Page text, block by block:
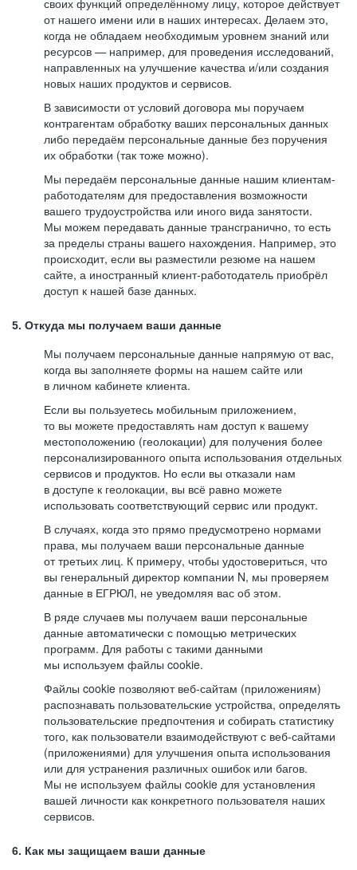
своих функций определённому лицу, которое действует
от нашего имени или в наших интересах. Делаем это,
когда не обладаем необходимым уровнем знаний или
ресурсов — например, для проведения исследований,
направленных на улучшение качества и/или создания
новых наших продуктов и сервисов.
В зависимости от условий договора мы поручаем
контрагентам обработку ваших персональных данных
либо передаём персональные данные без поручения
их обработки (так тоже можно).
Мы передаём персональные данные нашим клиентам-
работодателям для предоставления возможности
вашего трудоустройства или иного вида занятости.
Мы можем передавать данные трансгранично, то есть
за пределы страны вашего нахождения. Например, это
происходит, если вы разместили резюме на нашем
сайте, а иностранный клиент-работодатель приобрёл
доступ к нашей базе данных.
5. Откуда мы получаем ваши данные
Мы получаем персональные данные напрямую от вас,
когда вы заполняете формы на нашем сайте или
в личном кабинете клиента.
Если вы пользуетесь мобильным приложением,
то вы можете предоставлять нам доступ к вашему
местоположению (геолокации) для получения более
персонализированного опыта использования отдельных
сервисов и продуктов. Но если вы отказали нам
в доступе к геолокации, вы всё равно можете
использовать соответствующий сервис или продукт.
В случаях, когда это прямо предусмотрено нормами
права, мы получаем ваши персональные данные
от третьих лиц. К примеру, чтобы удостовериться, что
вы генеральный директор компании N, мы проверяем
данные в ЕГРЮЛ, не уведомляя вас об этом.
В ряде случаев мы получаем ваши персональные
данные автоматически с помощью метрических
программ. Для работы с такими данными
мы используем файлы cookie.
Файлы cookie позволяют веб-сайтам (приложениям)
распознавать пользовательские устройства, определять
пользовательские предпочтения и собирать статистику
того, как пользователи взаимодействуют с веб-сайтами
(приложениями) для улучшения опыта использования
или для устранения различных ошибок или багов.
Мы не используем файлы cookie для установления
вашей личности как конкретного пользователя наших
сервисов.
6. Как мы защищаем ваши данные